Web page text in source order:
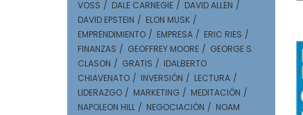
VOSS
DALE CARNEGIE
DAVID ALLEN
DAVID EPSTEIN
ELON MUSK
EMPRENDIMIENTO
EMPRESA
ERIC RIES
FINANZAS
GEOFFREY MOORE
GEORGE S.
CLASON
GRATIS
IDALBERTO
CHIAVENATO
INVERSIÓN
LECTURA
LIDERAZGO
MARKETING
MEDITACIÓN
NAPOLEON HILL
NEGOCIACIÓN
NOAM